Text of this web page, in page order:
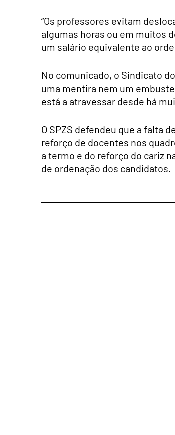
“Os professores evitam
algumas horas ou em muitos
um salário equivalente ao
No comunicado, o Sindicato
uma mentira nem um
está a atravessar desde há
O SPZS defendeu que a falta
reforço de docentes nos
a termo e do reforço do cariz
de ordenação dos candidatos.